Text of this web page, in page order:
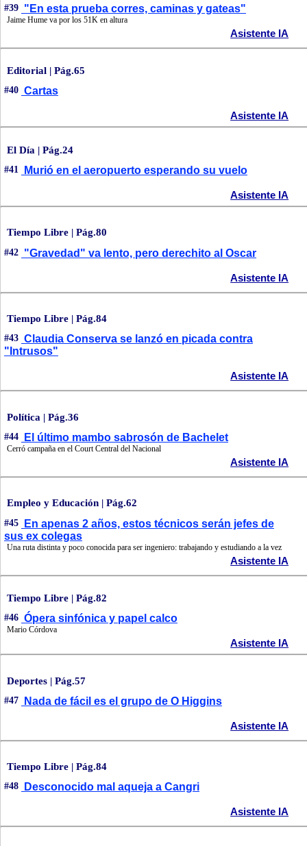
#39 "En esta prueba corres, caminas y gateas"
Jaime Hume va por los 51K en altura
Asistente IA
Editorial | Pág.65
#40 Cartas
Asistente IA
El Día | Pág.24
#41 Murió en el aeropuerto esperando su vuelo
Asistente IA
Tiempo Libre | Pág.80
#42 "Gravedad" va lento, pero derechito al Oscar
Asistente IA
Tiempo Libre | Pág.84
#43 Claudia Conserva se lanzó en picada contra
"Intrusos"
Asistente IA
Política | Pág.36
#44 El último mambo sabrosón de Bachelet
Cerró campaña en el Court Central del Nacional
Asistente IA
Empleo y Educación | Pág.62
#45
En apenas 2 años, estos técnicos serán jefes de
sus ex colegas
Una ruta distinta y poco conocida para ser ingeniero: trabajando y estudiando a la vez
Asistente IA
Tiempo Libre | Pág.82
#46 Ópera sinfónica y papel calco
Mario Córdova
Asistente IA
Deportes | Pág.57
#47 Nada de fácil es el grupo de O Higgins
Asistente IA
Tiempo Libre | Pág.84
#48 Desconocido mal aqueja a Cangri
Asistente IA